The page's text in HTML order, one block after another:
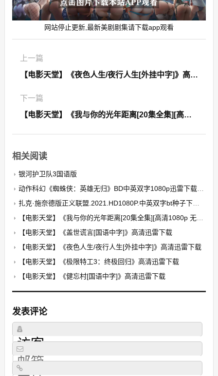
网站停止更新,最新美剧剧集请下载app观看
上一篇
【电影天堂】《夜色人生/夜行人生[外挂中字]》高清迅雷下载
下一篇
【电影天堂】《我与你的光年距离[20集全集][高清1080p 无水印]》百度云下载
相关阅读
银河护卫队3国语版
动作科幻《蜘蛛侠：英雄无归》BD中英双字1080p迅雷下载/在线观看
扎克·施奈德版正义联盟.2021.HD1080P.中英双字bt种子下载|迅雷下载
【电影天堂】《我与你的光年距离[20集全集][高清1080p 无水印]》百度云下载
【电影天堂】《盖世谎言[国语中字]》高清迅雷下载
【电影天堂】《夜色人生/夜行人生[外挂中字]》高清迅雷下载
【电影天堂】《极限特工3：终极回归》高清迅雷下载
【电影天堂】《健忘村[国语中字]》高清迅雷下载
发表评论